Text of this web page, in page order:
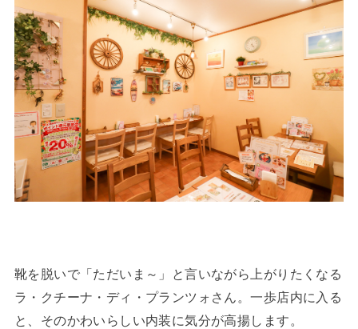
靴を脱いで「ただいま～」と言いながら上がりたくなる
ラ・クチーナ・ディ・プランツォさん。一歩店内に入る
と、そのかわいらしい内装に気分が高揚します。